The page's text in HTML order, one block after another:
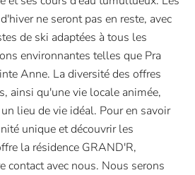
ne seront pas en reste, avec
de ski adaptées à tous les
environnantes telles que Pra
Anne. La diversité des offres
ainsi qu'une vie locale animée,
lieu de vie idéal. Pour en savoir
unique et découvrir les
la résidence GRAND'R,
contact avec nous. Nous serons